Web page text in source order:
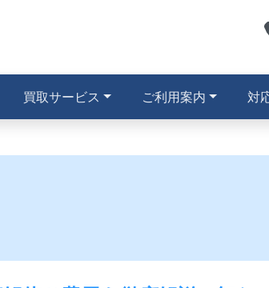
買取サービス ご利用案内 対